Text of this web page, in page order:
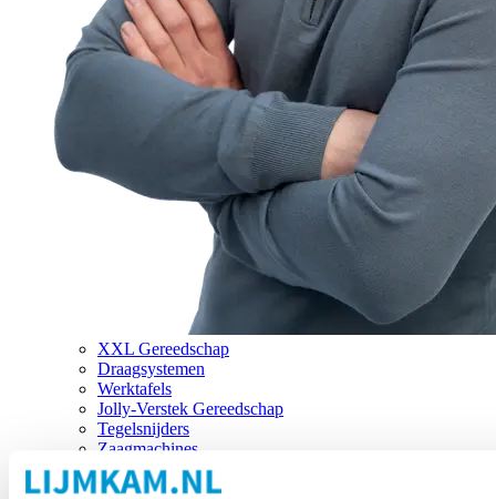
XXL Gereedschap
Draagsystemen
Werktafels
Jolly-Verstek Gereedschap
Tegelsnijders
Zaagmachines
Merken